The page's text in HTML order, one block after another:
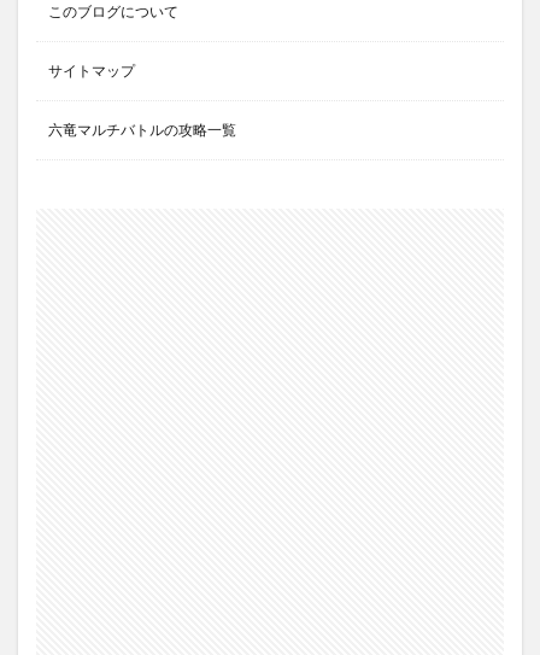
このブログについて
サイトマップ
六竜マルチバトルの攻略一覧